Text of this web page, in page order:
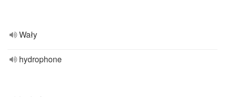
Wały
hydrophone